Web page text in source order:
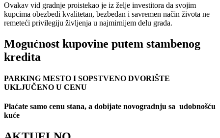
Ovakav vid gradnje proistekao je iz želje investitora da svojim
kupcima obezbedi kvalitetan, bezbedan i savremen način života ne
remeteći privilegiju življenja u najmirnijem delu grada.
Mogućnost kupovine putem stambenog
kredita
PARKING MESTO I SOPSTVENO DVORIŠTE
UKLJUČENO U CENU
Plaćate samo cenu stana, a dobijate novogradnju sa udobnošću
kuće